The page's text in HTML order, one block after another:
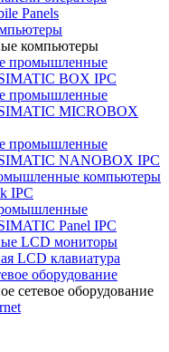
Panels
компьютеры
промышленные
BOX IPC
промышленные
MICROBOX
промышленные
NANOBOX IPC
компьютеры
IPC
Panel IPC
LCD мониторы
LCD клавиатура
оборудование
сетевое оборудование